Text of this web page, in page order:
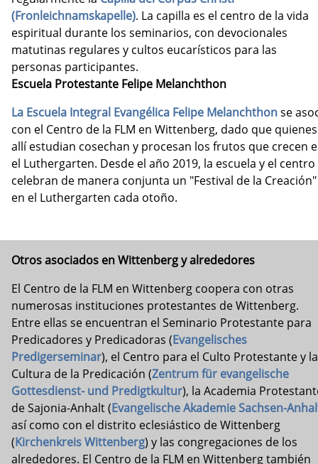
(Fronleichnamskapelle). La capilla es el centro de la vida
espiritual durante los seminarios, con devocionales
matutinas regulares y cultos eucarísticos para las
personas participantes.
Escuela Protestante Felipe Melanchthon
La Escuela Integral Evangélica Felipe Melanchthonse
con el Centro de la FLM en Wittenberg, dado que quienes
allí estudian cosechan y procesan los frutos que crecen
el Luthergarten. Desde el año 2019, la escuela y el centro
celebran de manera conjunta un "Festival de la Creación"
en el Luthergarten cada otoño.
Otros asociados en Wittenberg y alrededores
El Centro de la FLM en Wittenberg coopera con otras
numerosas instituciones protestantes de Wittenberg.
Entre ellas se encuentran el Seminario Protestante para
Predicadores y Predicadoras (Evangelisches
Predigerseminar), el Centro para el Culto Protestante y la
Cultura de la Predicación (Zentrum für evangelische
Gottesdienst- und Predigtkultur), la Academia
de Sajonia-Anhalt (Evangelische Akademie Sachsen-
así como con el distrito eclesiástico de Wittenberg
(Kirchenkreis Wittenberg) y las congregaciones de los
alrededores. El Centro de la FLM en Wittenberg también